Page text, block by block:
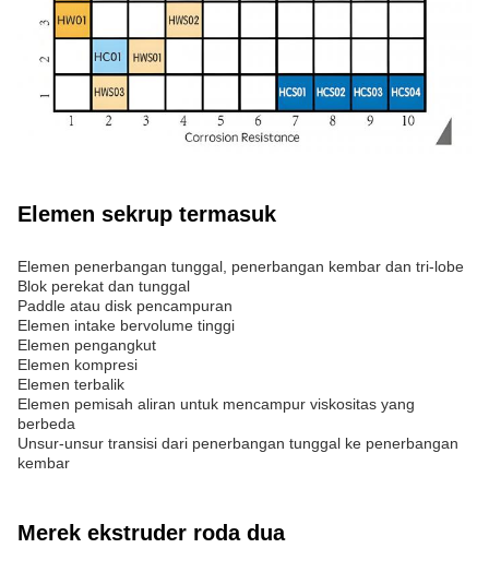
Elemen sekrup termasuk
Elemen penerbangan tunggal, penerbangan kembar dan tri-lobe
Blok perekat dan tunggal
Paddle atau disk pencampuran
Elemen intake bervolume tinggi
Elemen pengangkut
Elemen kompresi
Elemen terbalik
Elemen pemisah aliran untuk mencampur viskositas yang
berbeda
Unsur-unsur transisi dari penerbangan tunggal ke penerbangan
kembar
Merek ekstruder roda dua